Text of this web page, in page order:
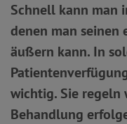
Schnell kann man
denen man
äußern kann. In
wichtig. Sie regeln
Behandlung